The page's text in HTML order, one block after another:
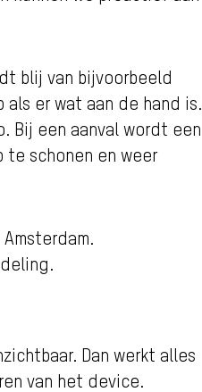
blij van bijvoorbeeld
er wat aan de hand is.
Bij een aanval wordt een
schonen en weer
Dan werkt alles
van het device.